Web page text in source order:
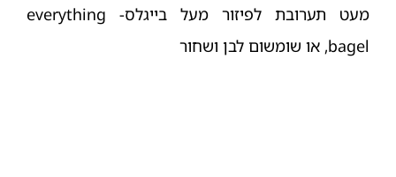
מעט תערובת לפיזור מעל בייגלס- everything
bagel, או שומשום לבן ושחור